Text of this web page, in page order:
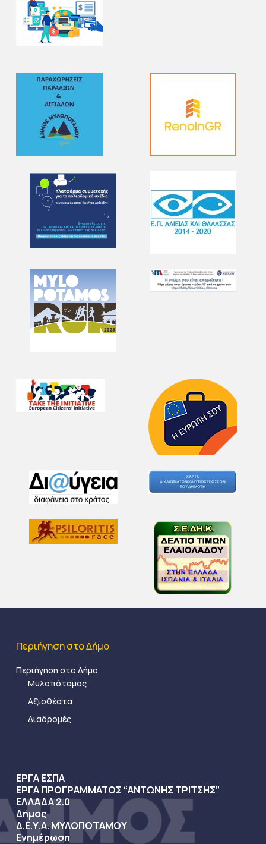
Περιήγηση στο Δήμο
Περιήγηση στο Δήμο
Μυλοπόταμος
Αξιοθέατα
Διαδρομές
ΕΡΓΑ ΕΣΠΑ
ΕΡΓΑ ΠΡΟΓΡΑΜΜΑΤΟΣ “ΑΝΤΩΝΗΣ ΤΡΙΤΣΗΣ”
ΕΛΛΑΔΑ 2.0
Δήμος
Δ.Ε.Υ.Α. ΜΥΛΟΠΟΤΑΜΟΥ
Ενημέρωση